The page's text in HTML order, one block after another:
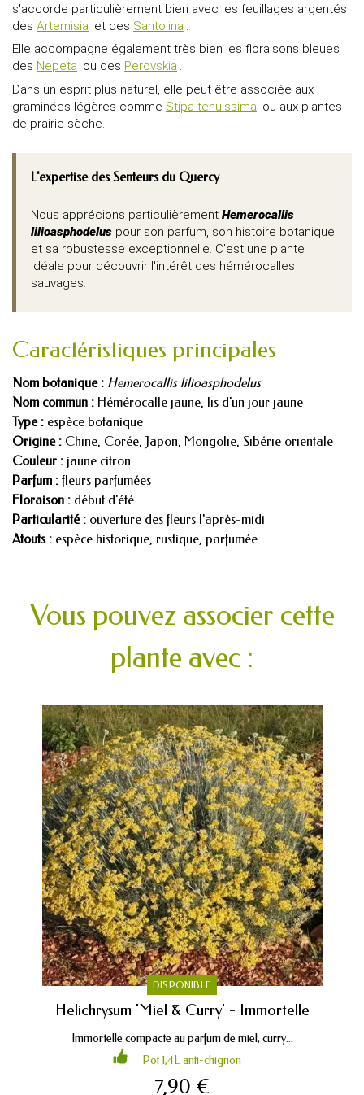
s'accorde particulièrement bien avec les feuillages argentés
des Artemisia et des Santolina
Elle accompagne également très bien les floraisons bleues
des Nepeta ou des Perovskia .
Dans un esprit plus naturel, elle peut être associée aux
graminées légères comme Stipa tenuissima ou aux plantes
de prairie sèche.
L'expertise des Senteurs du Quercy
Nous apprécions particulièrement Hemerocallis
lilioasphodelus pour son parfum, son histoire botanique
et sa robustesse exceptionnelle. C'est une plante
idéale pour découvrir l'intérêt des hémérocalles
sauvages.
Caractéristiques principales
Nom botanique : Hemerocallis lilioasphodelus
Nom commun : Hémérocalle jaune, lis d'un jour jaune
Type : espèce botanique
Origine : Chine, Corée, Japon, Mongolie, Sibérie orientale
Couleur : jaune citron
Parfum : fleurs parfumées
Floraison : début d'été
Particularité : ouverture des fleurs l'après-midi
Atouts : espèce historique, rustique, parfumée
Vous pouvez associer cette
plante avec :
DISPONIBLE
Helichrysum 'Miel & Curry' - Immortelle
Immortelle compacte au parfum de miel, curry...
Pot 1,4L anti-chignon
7,90 €